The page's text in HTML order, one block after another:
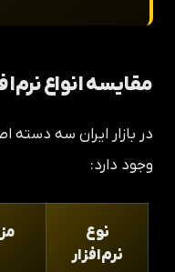
مقایسه انواع
در بازار ایران سه دسته
وجود دارد:
نوع
نرم‌افزار